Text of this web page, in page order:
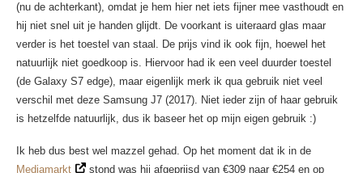
(nu de achterkant), omdat je hem hier net iets fijner mee vasthoudt en
hij niet snel uit je handen glijdt. De voorkant is uiteraard glas maar
verder is het toestel van staal. De prijs vind ik ook fijn, hoewel het
natuurlijk niet goedkoop is. Hiervoor had ik een veel duurder toestel
(de Galaxy S7 edge), maar eigenlijk merk ik qua gebruik niet veel
verschil met deze Samsung J7 (2017). Niet ieder zijn of haar gebruik
is hetzelfde natuurlijk, dus ik baseer het op mijn eigen gebruik :)
Ik heb dus best wel mazzel gehad. Op het moment dat ik in de
Mediamarkt
stond was hij afgeprijsd van €309 naar €254 en op